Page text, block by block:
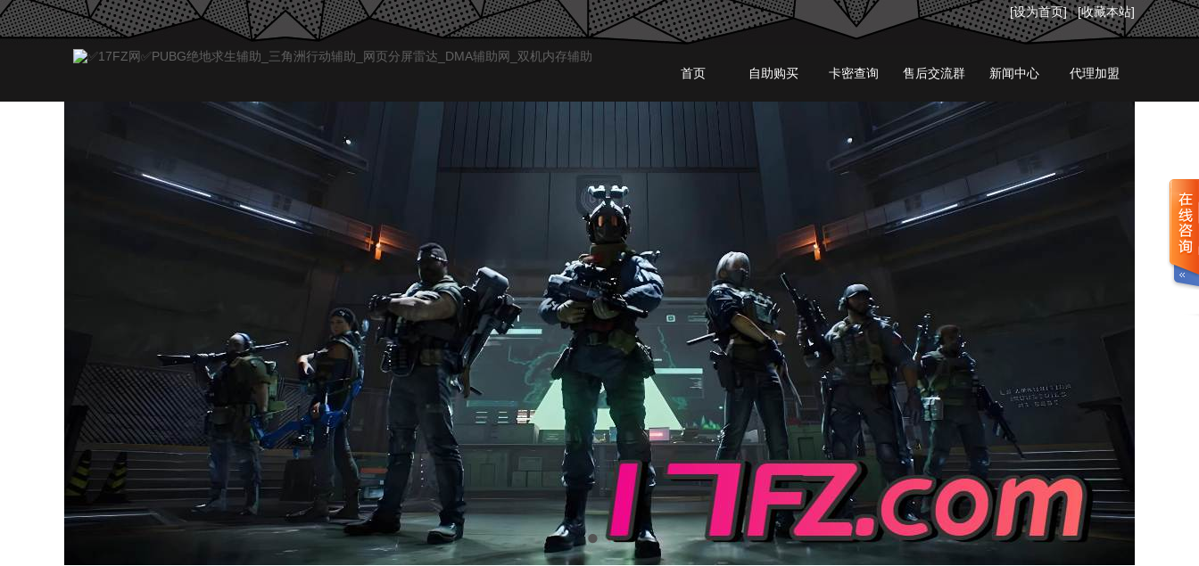
[设为首页]|[收藏本站]
首页 自助购买 卡密查询 售后交流群 新闻中心 代理加盟